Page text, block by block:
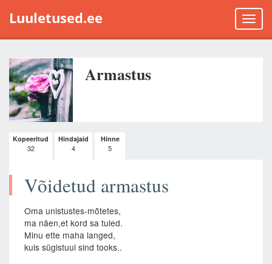
Luuletused.ee
Toggle
Armastus
Kopeeritud
32
Hindajaid
4
Hinne
5
Võidetud armastus
Oma unistustes-mõtetes,
ma näen,et kord sa tuled.
Minu ette maha langed,
kuis sügistuul sind tooks..